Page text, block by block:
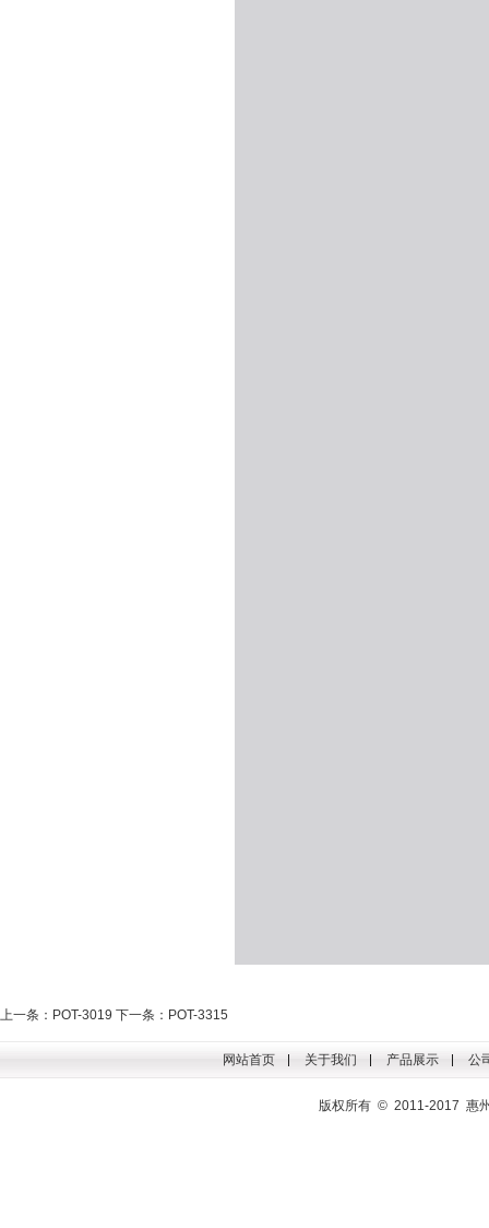
上一条：POT-3019 下一条：POT-3315
网站首页 关于我们 产品展示 公
版权所有 © 2011-2017 惠